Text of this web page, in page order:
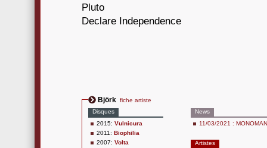
Pluto
Declare Independence
Björk fiche artiste
Disques
2015: Vulnicura
2011: Biophilia
2007: Volta
News
11/03/2021 :
Artistes